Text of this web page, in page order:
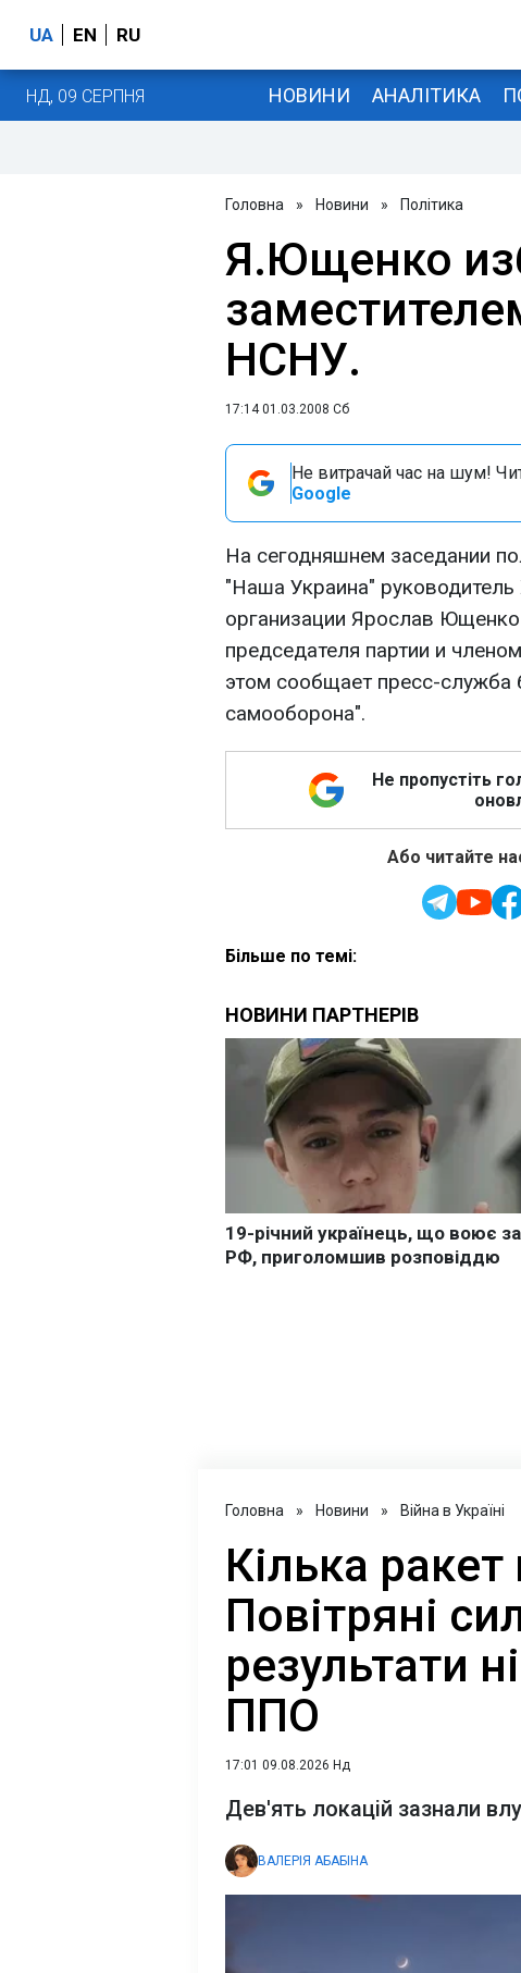
UA EN RU
НД, 09 СЕРПНЯ НОВИНИ АНАЛІТИКА
Головна » Новини » Політика
Я.Ющенко
НСНУ.
17:14 01.03.2008 Сб
Не витрачай час на шум!
Google
На сегодняшнем заседании
"Наша Украина"
организации Ярослав
председателя партии и
этом сообщает пресс-
самооборона".
Не пропустіть
Або читайте
Більше по темі:
Головна » Новини » Війна в Україні
Кілька
Повітряні
результати
ППО
17:01 09.08.2026 Нд
Дев'ять локацій зазнали
ВАЛЕРІЯ АБАБІНА